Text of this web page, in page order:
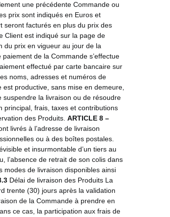
une précédente Commande ou
prix sont indiqués en Euros et
seront facturés en plus du prix des
Client est indiqué sur la page de
du prix en vigueur au jour de la
paiement de la Commande s’effectue
effectué par carte bancaire sur
noms, adresses et numéros de
est productive, sans mise en demeure,
suspendre la livraison ou de résoudre
principal, frais, taxes et contributions
des Produits. ARTICLE 8 –
livrés à l’adresse de livraison
ou à des boîtes postales.
et insurmontable d’un tiers au
l’absence de retrait de son colis dans
modes de livraison disponibles ainsi
Délai de livraison des Produits La
trente (30) jours après la validation
de la Commande à prendre en
ce cas, la participation aux frais de